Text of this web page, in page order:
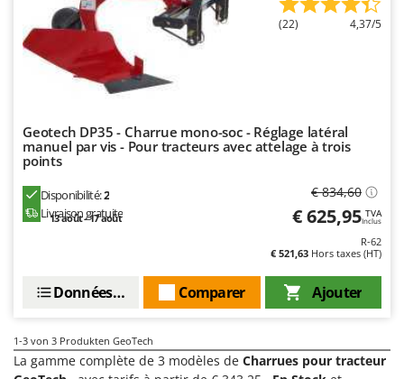
F
Fendeuses à bois
Filets pour la Récolte des olives
Filtres pour vin et huile
Fouloirs - Égrappoirs
Fours d'extérieur - intérieur pour pizza et cuisine
Fours électriques
Fraises rotatives pour tracteur
Friteuses sans huile
G
Générateurs d'air chaud
Comet
Cruccolini
D
Dal Degan
Deca
Diavola Pro
Docma
Dominion
(22) 4,37/5
Geotech DP35 - Charrue mono-soc - Réglage latéral
manuel par vis - Pour tracteurs avec attelage à trois
points
Disponibilité:2
Livraison gratuite
13 août - 17 août
€ 834,60
€ 625,95 TVA
Inclus
R-62
€ 521,63 Hors taxes (HT)
Ajouter
Comparer
Données techniques
1-3 von 3 Produkten GeoTech
La gamme complète de 3 modèles de Charrues pour tracteur